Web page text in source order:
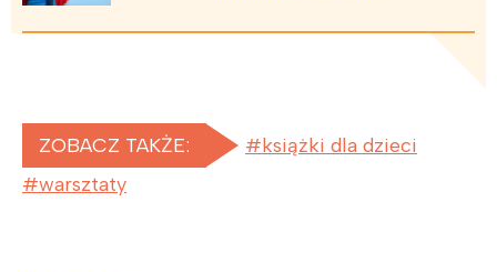
ZOBACZ TAKŻE:
książki dla dzieci
warsztaty